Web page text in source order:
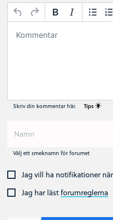
Skriv din kommentar här. Tips
Välj ett smeknamn för forumet
Jag vill ha notifikationer
Jag har lästforumreglerna